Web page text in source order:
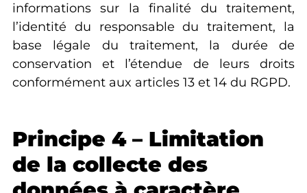
informations sur la finalité du traitement,
l’identité du responsable du traitement, la
base légale du traitement, la durée de
conservation et l’étendue de leurs droits
conformément aux articles 13 et 14 du RGPD.
Principe 4 – Limitation
de la collecte des